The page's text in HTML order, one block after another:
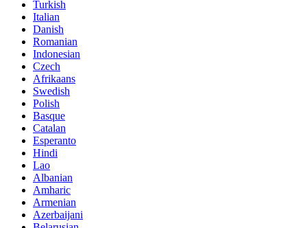
Turkish
Italian
Danish
Romanian
Indonesian
Czech
Afrikaans
Swedish
Polish
Basque
Catalan
Esperanto
Hindi
Lao
Albanian
Amharic
Armenian
Azerbaijani